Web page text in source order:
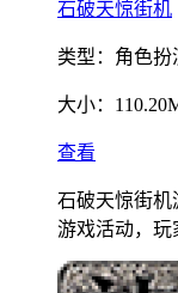
石破天惊街机
类型： 角色扮
大小：
查看
石破天惊街机
游戏活动，玩